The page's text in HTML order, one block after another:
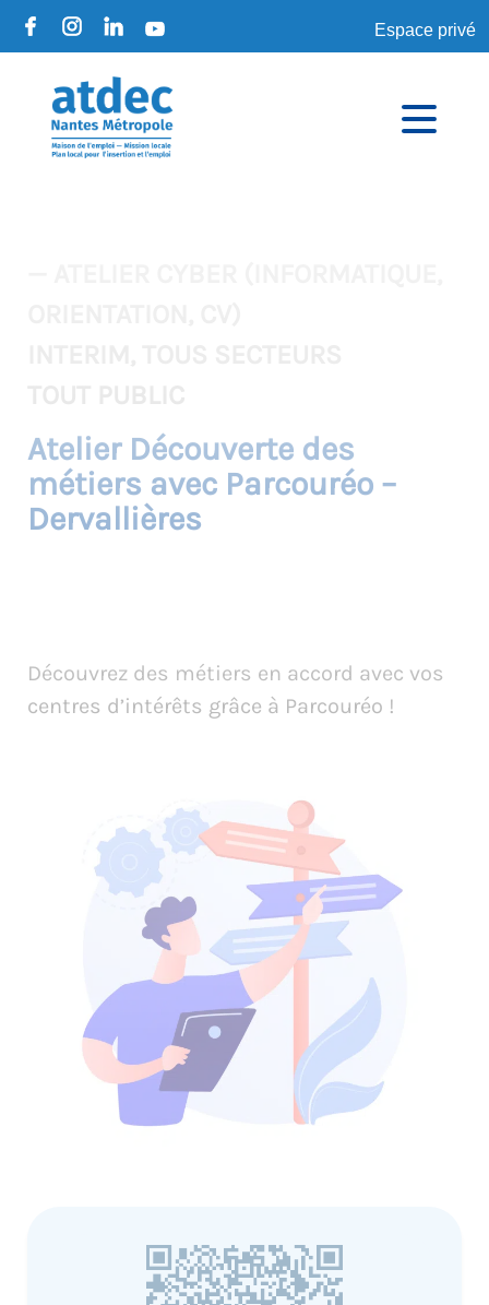
Espace privé
Atelier Découverte des
métiers avec Parcouréo –
Dervallières
Découvrez des métiers en accord avec vos
centres d’intérêts grâce à Parcouréo !